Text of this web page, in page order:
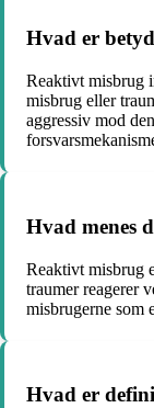
Hvad er
Reaktivt misbrug
misbrug eller
aggressiv mod
Hvad menes
Reaktivt misbrug
traumer reagerer
misbrugerne som
Hvad er